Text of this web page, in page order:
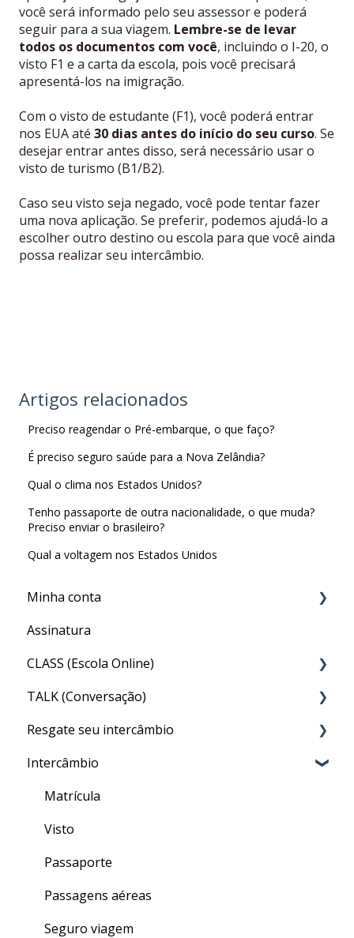
você será informado pelo seu assessor e poderá
seguir para a sua viagem. Lembre-se de levar
todos os documentos com você, incluindo o I-20, o
visto F1 e a carta da escola, pois você precisará
apresentá-los na imigração.
Com o visto de estudante (F1), você poderá entrar
nos EUA até 30 dias antes do início do seu curso. Se
desejar entrar antes disso, será necessário usar o
visto de turismo (B1/B2).
Caso seu visto seja negado, você pode tentar fazer
uma nova aplicação. Se preferir, podemos ajudá-lo a
escolher outro destino ou escola para que você ainda
possa realizar seu intercâmbio.
Artigos relacionados
Preciso reagendar o Pré-embarque, o que faço?
É preciso seguro saúde para a Nova Zelândia?
Qual o clima nos Estados Unidos?
Tenho passaporte de outra nacionalidade, o que muda?
Preciso enviar o brasileiro?
Qual a voltagem nos Estados Unidos
Minha conta
Minha Conta
Assinatura
CLASS (Escola Online)
Acesso ao CLASS
Conteúdo do CLASS
Meu nível no CLASS
Como fazer as aulas de inglês geral do CLASS
Quizzes
Finalizando seu curso
Dúvidas gerais
TALK (Conversação)
Por que preciso fazer o TALK?
Aula particular (PRIVATE TALK)
Aula em grupo (GROUP TALK)
Dentro do TALK
Crédito de Aulas
Resgate seu intercâmbio
Resgate
Intercâmbio
Matrícula
Visto
Passaporte
Passagens aéreas
Seguro viagem